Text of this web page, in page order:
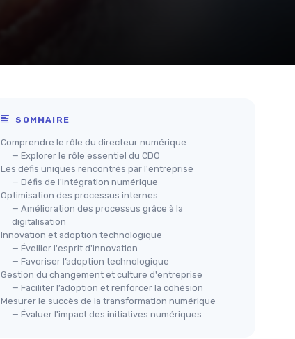
SOMMAIRE
Comprendre le rôle du directeur numérique
— Explorer le rôle essentiel du CDO
Les défis uniques rencontrés par l'entreprise
— Défis de l'intégration numérique
Optimisation des processus internes
— Amélioration des processus grâce à la
digitalisation
Innovation et adoption technologique
— Éveiller l'esprit d'innovation
— Favoriser l’adoption technologique
Gestion du changement et culture d'entreprise
— Faciliter l’adoption et renforcer la cohésion
Mesurer le succès de la transformation numérique
— Évaluer l'impact des initiatives numériques